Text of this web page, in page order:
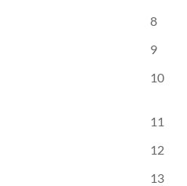
8
9
10
11
12
13